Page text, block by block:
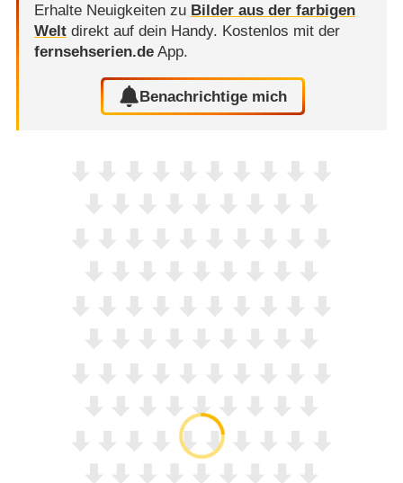
Erhalte Neuigkeiten zu Bilder aus der farbigen
Weltdirekt auf dein Handy. Kostenlos mit der
fernsehserien.deApp.
Benachrichtige mich